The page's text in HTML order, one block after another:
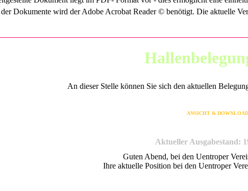
Dokumente wird der Adobe Acrobat Reader © benötigt. Die aktuelle
An dieser Stelle können Sie sich den aktuellen
ANSICHT & DOWNLOAD
Aktueller Ausgabestand:
Guten Abend, bei den Uentroper
Ihre aktuelle Position bei den Uentroper